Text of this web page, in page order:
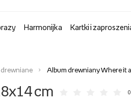
Harmonijka Kartki i
Album drewniany Where it
cm